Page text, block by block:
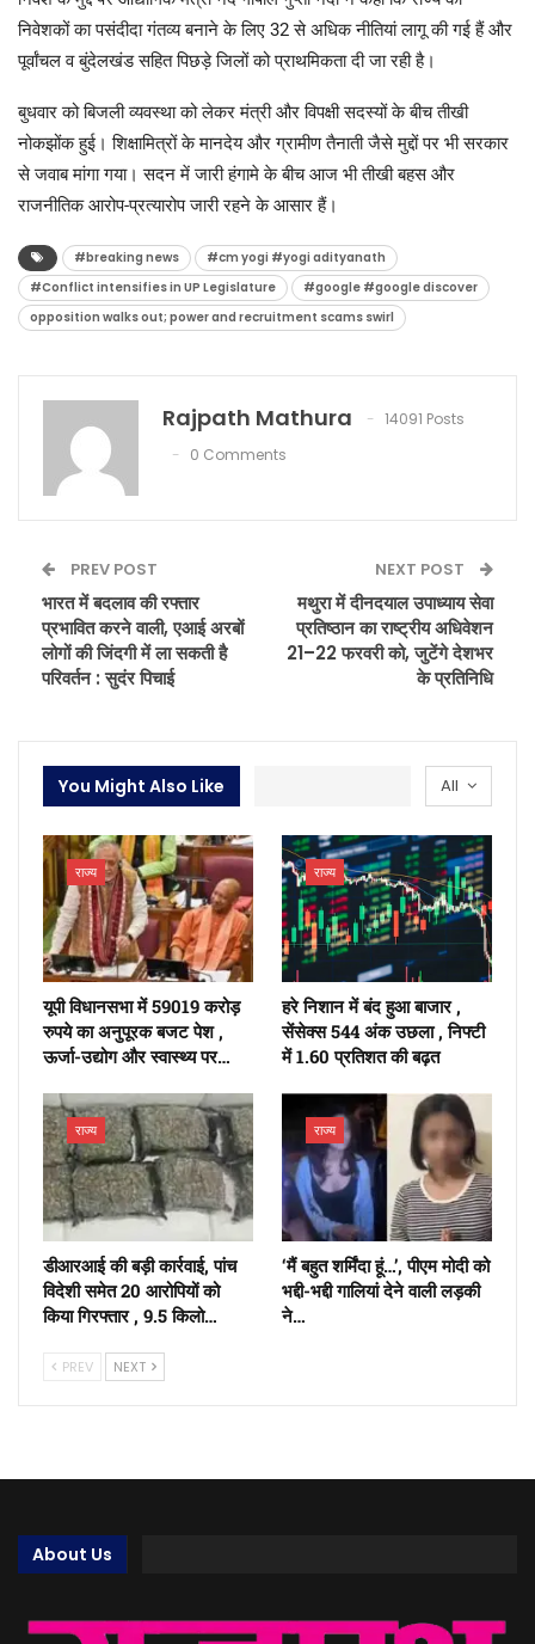
निवेशकों का पसंदीदा गंतव्य बनाने के लिए 32 से अधिक नीतियां लागू की गई हैं और
पूर्वांचल व बुंदेलखंड सहित पिछड़े जिलों को प्राथमिकता दी जा रही है।
बुधवार को बिजली व्यवस्था को लेकर मंत्री और विपक्षी सदस्यों के बीच तीखी
नोकझोंक हुई। शिक्षामित्रों के मानदेय और ग्रामीण तैनाती जैसे मुद्दों पर भी सरकार
से जवाब मांगा गया। सदन में जारी हंगामे के बीच आज भी तीखी बहस और
राजनीतिक आरोप-प्रत्यारोप जारी रहने के आसार हैं।
#breaking news
#cm yogi #yogi adityanath
#Conflict intensifies in UP Legislature
#google #google discover
opposition walks out; power and recruitment scams swirl
Rajpath Mathura
14091 Posts
0 Comments
PREV POST
भारत में बदलाव की रफ्तार
प्रभावित करने वाली, एआई अरबों
लोगों की जिंदगी में ला सकती है
परिवर्तन : सुदंर पिचाई
NEXT POST
मथुरा में दीनदयाल उपाध्याय सेवा
प्रतिष्ठान का राष्ट्रीय अधिवेशन
21–22 फरवरी को, जुटेंगे देशभर
के प्रतिनिधि
All
You Might Also Like
राज्य
यूपी विधानसभा में 59019 करोड़
रुपये का अनुपूरक बजट पेश ,
ऊर्जा-उद्योग और स्वास्थ्य पर…
राज्य
हरे निशान में बंद हुआ बाजार ,
सेंसेक्स 544 अंक उछला , निफ्टी
में 1.60 प्रतिशत की बढ़त
राज्य
डीआरआई की बड़ी कार्रवाई, पांच
विदेशी समेत 20 आरोपियों को
किया गिरफ्तार , 9.5 किलो…
राज्य
‘मैं बहुत शर्मिंदा हूं…’, पीएम मोदी को
भद्दी-भद्दी गालियां देने वाली लड़की
ने…
PREV NEXT
About Us